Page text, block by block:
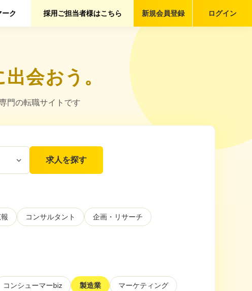
ーク 採用ご担当者様はこちら ログイン
新規会員登録
会おう。
門の転職サイトです
求人を探す
コンサルタント 企画・リサーチ
コンシューマーbiz 製造業 マーケティング